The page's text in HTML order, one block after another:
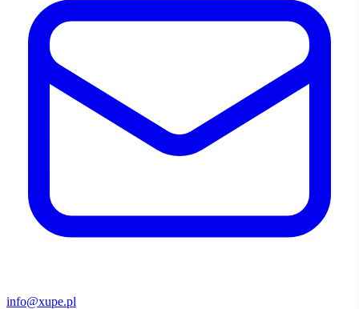
info@xupe.pl